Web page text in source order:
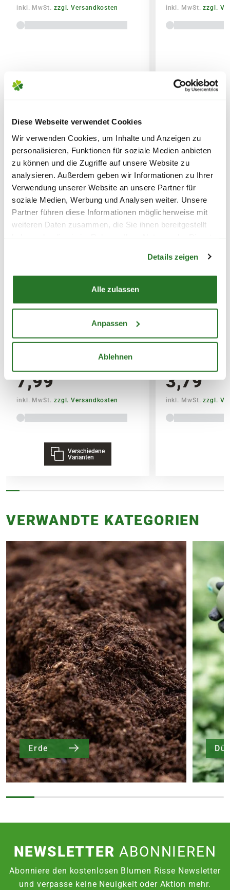
Diese Webseite verwendet Cookies
Wir verwenden Cookies, um Inhalte und Anzeigen zu
personalisieren, Funktionen für soziale Medien anbieten
zu können und die Zugriffe auf unsere Website zu
analysieren. Außerdem geben wir Informationen zu Ihrer
Verwendung unserer Website an unsere Partner für
soziale Medien, Werbung und Analysen weiter. Unsere
Partner führen diese Informationen möglicherweise mit
weiteren Daten zusammen, die Sie ihnen bereitgestellt
Details zeigen
Alle zulassen
Anpassen
Ablehnen
FOLGENDE VERSANDKOSTEN
KÖNNEN ENTSTEHEN
PAKETVERSAND
6,95€für Standardpakete (z.B.Dünger oder
Zubehör)
7,95€für größere Pakete (z.B. Pflanzen oder
Erde)
SPEDITIONSVERSAND
29,95€
inkl. MwSt. zzgl. Versandkosten inkl. MwSt.zzgl.
WEITERE PRODUKTE
BLUMEN RISSE Bio-Garten-&
Gemüsedünger
7,99
inkl. MwSt. zzgl. Versandkosten
Verschiedene
Varianten
&
3,79
inkl. MwSt.zzgl.
VERWANDTE KATEGORIEN
Erde
NEWSLETTER ABONNIEREN
Abonniere den kostenlosen Blumen Risse Newsletter
und verpasse keine Neuigkeit oder Aktion mehr.